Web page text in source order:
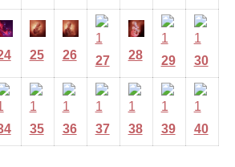
25 26 27 28 29 30
35 36 37 38 39 40